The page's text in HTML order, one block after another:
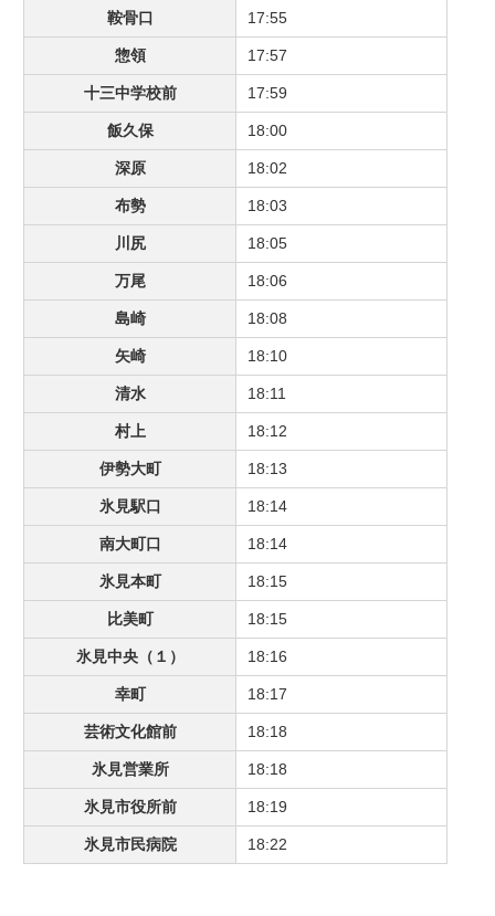
鞍骨口 17:55
惣領 17:57
十三中学校前 17:59
飯久保 18:00
深原 18:02
布勢 18:03
川尻 18:05
万尾 18:06
島崎 18:08
矢崎 18:10
清水 18:11
村上 18:12
伊勢大町 18:13
氷見駅口 18:14
南大町口 18:14
氷見本町 18:15
比美町 18:15
氷見中央（１） 18:16
幸町 18:17
芸術文化館前 18:18
氷見営業所 18:18
氷見市役所前 18:19
氷見市民病院 18:22